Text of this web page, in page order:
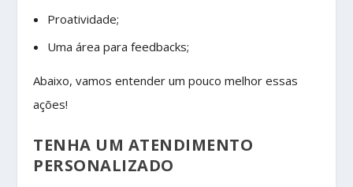
Proatividade;
Uma área para feedbacks;
Abaixo, vamos entender um pouco melhor essas
ações!
TENHA UM ATENDIMENTO
PERSONALIZADO